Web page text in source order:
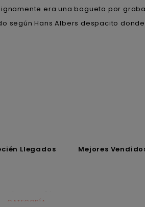
era una bagueta por
según Hans Albers despacito
Llegados Mejores
CATEGORÍA